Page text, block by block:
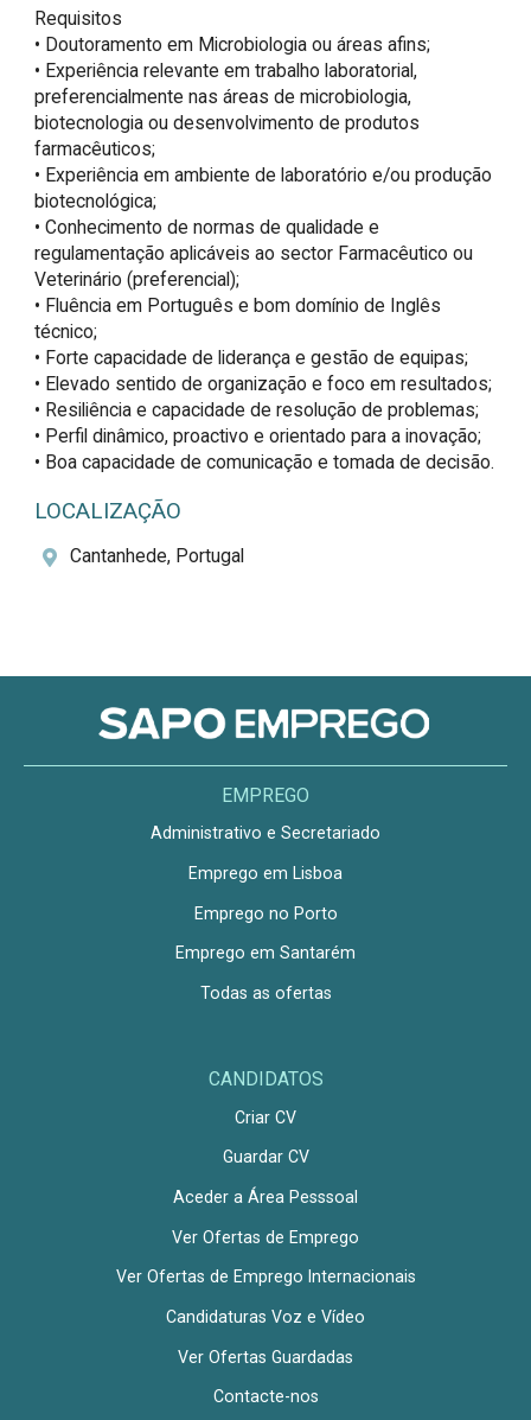
Requisitos
• Doutoramento em Microbiologia ou áreas afins;
• Experiência relevante em trabalho laboratorial,
preferencialmente nas áreas de microbiologia,
biotecnologia ou desenvolvimento de produtos
farmacêuticos;
• Experiência em ambiente de laboratório e/ou produção
biotecnológica;
• Conhecimento de normas de qualidade e
regulamentação aplicáveis ao sector Farmacêutico ou
Veterinário (preferencial);
• Fluência em Português e bom domínio de Inglês
técnico;
• Forte capacidade de liderança e gestão de equipas;
• Elevado sentido de organização e foco em resultados;
• Resiliência e capacidade de resolução de problemas;
• Perfil dinâmico, proactivo e orientado para a inovação;
• Boa capacidade de comunicação e tomada de decisão.
LOCALIZAÇÃO
Cantanhede, Portugal
EMPREGO
Administrativo e Secretariado
Emprego em Lisboa
Emprego no Porto
Emprego em Santarém
Todas as ofertas
CANDIDATOS
Criar CV
Guardar CV
Aceder a Área Pesssoal
Ver Ofertas de Emprego
Ver Ofertas de Emprego Internacionais
Candidaturas Voz e Vídeo
Ver Ofertas Guardadas
Contacte-nos